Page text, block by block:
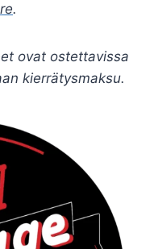
.
ovat ostettavissa
kierrätysmaksu.